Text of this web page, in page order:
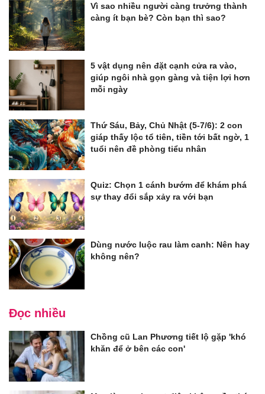
Vì sao nhiều người càng trưởng thành
càng ít bạn bè? Còn bạn thì sao?
5 vật dụng nên đặt cạnh cửa ra vào,
giúp ngôi nhà gọn gàng và tiện lợi hơn
mỗi ngày
Thứ Sáu, Bảy, Chủ Nhật (5-7/6): 2 con
giáp thấy lộc tổ tiên, tiền tới bất ngờ, 1
tuổi nên đề phòng tiểu nhân
Quiz: Chọn 1 cánh bướm để khám phá
sự thay đổi sắp xảy ra với bạn
Dùng nước luộc rau làm canh: Nên hay
không nên?
Đọc nhiều
Chồng cũ Lan Phương tiết lộ gặp 'khó
khăn để ở bên các con'